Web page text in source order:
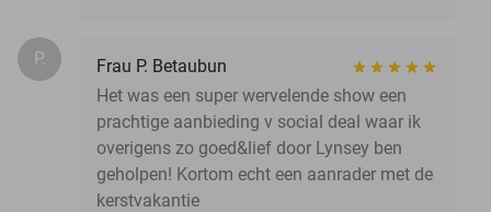
P.
Frau P. Betaubun
Het was een super wervelende show een
prachtige aanbieding v social deal waar ik
overigens zo goed&lief door Lynsey ben
geholpen! Kortom echt een aanrader met de
kerstvakantie